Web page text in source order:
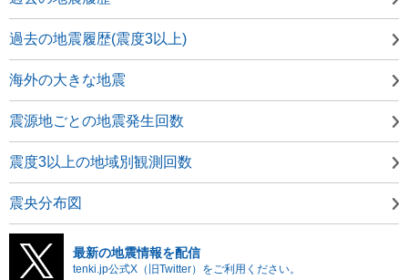
過去の地震履歴(震度3以上)
海外の大きな地震
震源地ごとの地震発生回数
震度3以上の地域別観測回数
震央分布図
最新の地震情報を配信
tenki.jp公式X（旧Twitter）をご利用ください。